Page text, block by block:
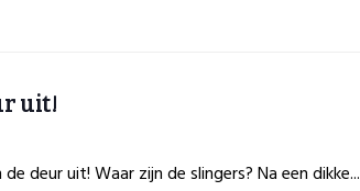
uit!
deur uit! Waar zijn de slingers? Na een dikke...